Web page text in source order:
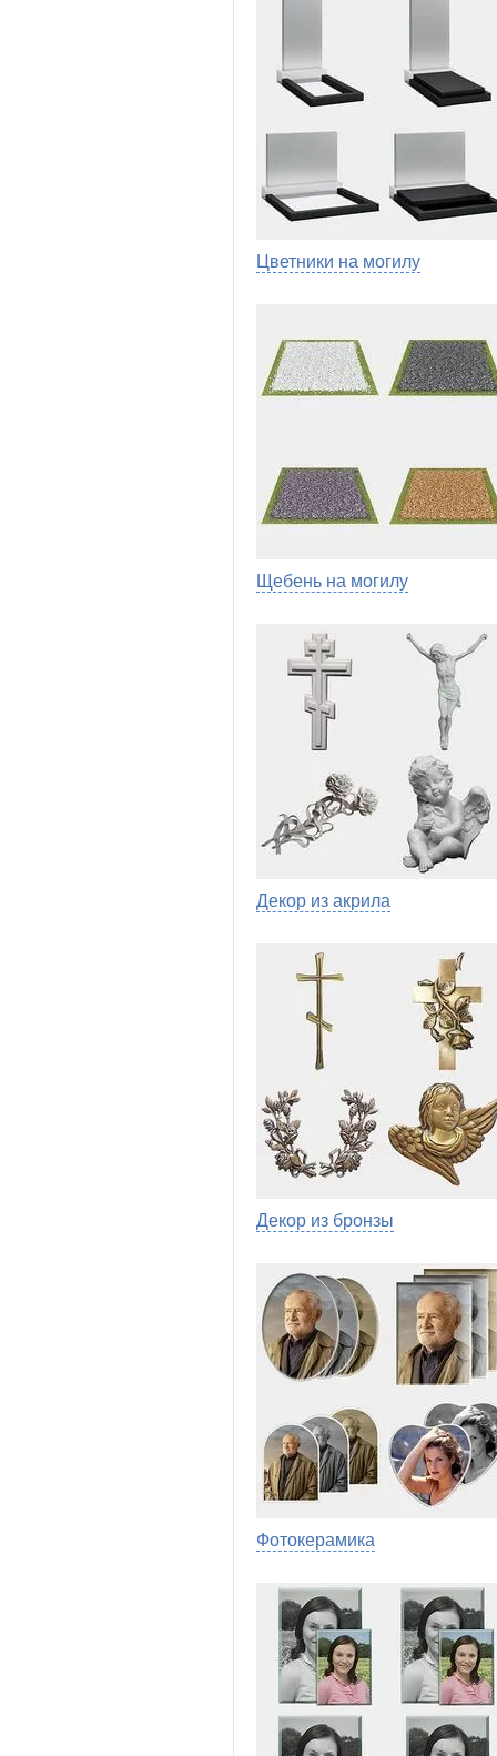
Цветники на могилу
Щебень на могилу
Декор из акрила
Декор из бронзы
Фотокерамика